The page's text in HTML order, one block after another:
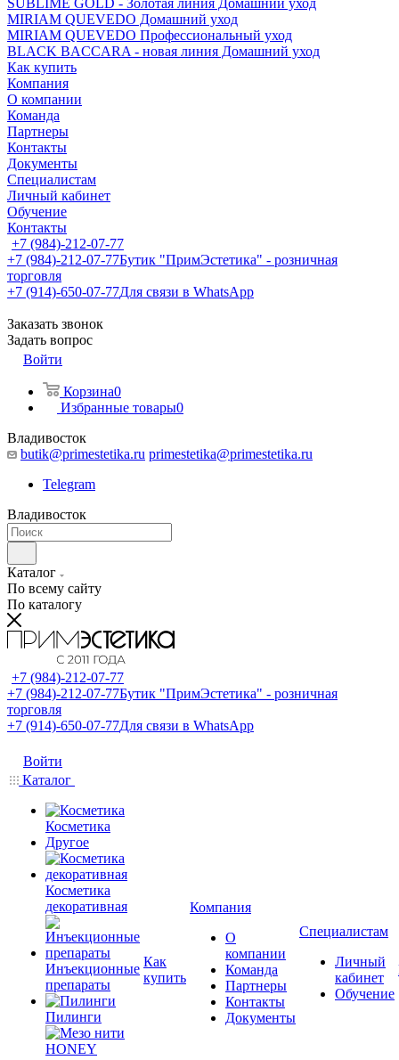
SUBLIME GOLD - Золотая линия Домашний уход
MIRIAM QUEVEDO Домашний уход
MIRIAM QUEVEDO Профессиональный уход
BLACK BACCARA - новая линия Домашний уход
Как купить
Компания
О компании
Команда
Партнеры
Контакты
Документы
Специалистам
Личный кабинет
Обучение
Контакты
+7 (984)-212-07-77
+7 (984)-212-07-77Бутик "ПримЭстетика" - розничная
торговля
+7 (914)-650-07-77Для связи в WhatsApp
Заказать звонок
Задать вопрос
Войти
Корзина0
Избранные товары0
Владивосток
butik@primestetika.ru primestetika@primestetika.ru
Telegram
Владивосток
Каталог
По всему сайту
По каталогу
+7 (984)-212-07-77
+7 (984)-212-07-77Бутик "ПримЭстетика" - розничная
торговля
+7 (914)-650-07-77Для связи в WhatsApp
Войти
Каталог
Косметика
Другое
Косметика
декоративная
Инъекционные
препараты
Пилинги
Как
купить
Компания
О
компании
Команда
Партнеры
Контакты
Документы
Специалистам
Личный
кабинет
Обучение